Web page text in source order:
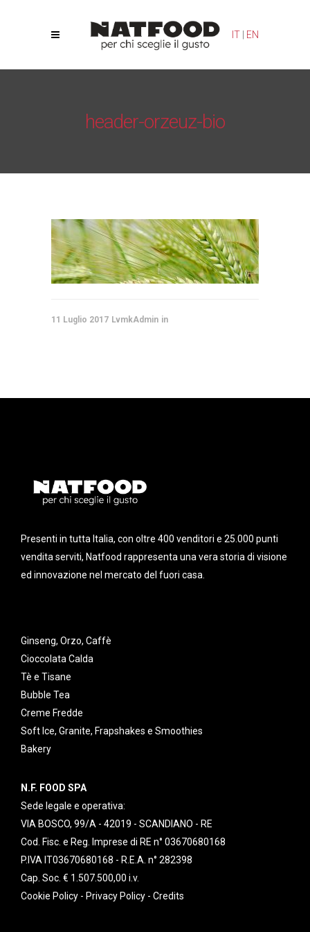
IT EN
header-orzeuz-bio
11 Luglio 2017 LvmkAdmin
Presenti in tutta Italia, con oltre 400 venditori e 25.000 punti
vendita serviti, Natfood rappresenta una vera storia di visione
ed innovazione nel mercato del fuori casa.
Ginseng, Orzo, Caffè
Cioccolata Calda
Tè e Tisane
Bubble Tea
Creme Fredde
Soft Ice, Granite, Frapshakes e Smoothies
Bakery
N.F. FOOD SPA
Sede legale e operativa:
VIA BOSCO, 99/A - 42019 - SCANDIANO - RE
Cod. Fisc. e Reg. Imprese di RE n° 03670680168
P.IVA IT03670680168 - R.E.A. n° 282398
Cap. Soc. € 1.507.500,00 i.v.
Cookie Policy - Privacy Policy - Credits
Le tue preferenze relative alla privacy